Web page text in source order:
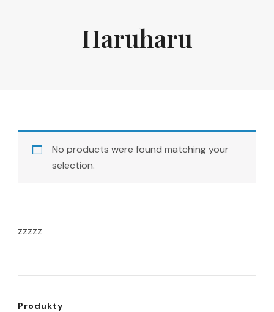
Haruharu
No products were found matching your
selection.
zzzzz
Produkty